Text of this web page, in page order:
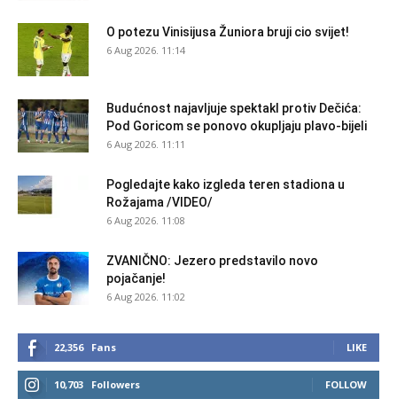
O potezu Vinisijusa Žuniora bruji cio svijet!
6 Aug 2026. 11:14
Budućnost najavljuje spektakl protiv Dečića:
Pod Goricom se ponovo okupljaju plavo-bijeli
6 Aug 2026. 11:11
Pogledajte kako izgleda teren stadiona u
Rožajama /VIDEO/
6 Aug 2026. 11:08
ZVANIČNO: Jezero predstavilo novo
pojačanje!
6 Aug 2026. 11:02
22,356 Fans LIKE
10,703 Followers FOLLOW